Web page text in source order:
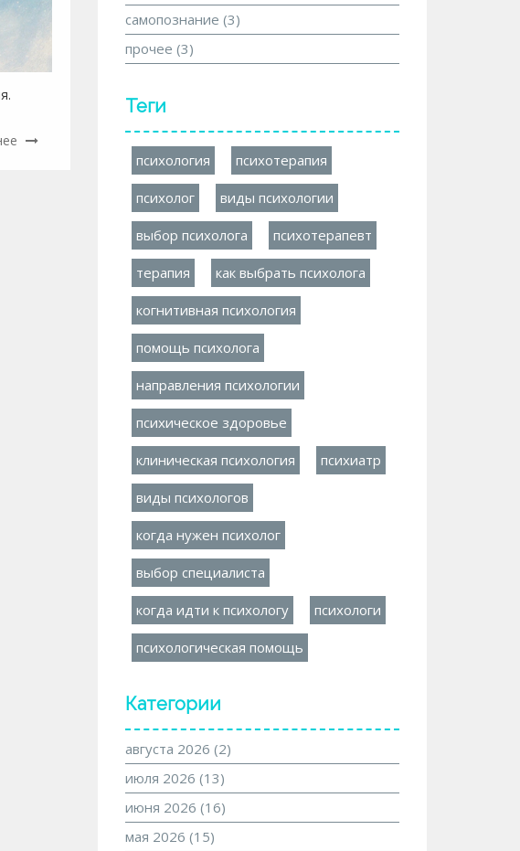
самопознание (3)
прочее (3)
Теги
психология психотерапия
психолог виды психологии
выбор психолога психотерапевт
терапия как выбрать психолога
когнитивная психология
помощь психолога
направления психологии
психическое здоровье
клиническая психология психиатр
виды психологов
когда нужен психолог
выбор специалиста
когда идти к психологу психологи
психологическая помощь
Категории
августа 2026 (2)
июля 2026 (13)
июня 2026 (16)
мая 2026 (15)